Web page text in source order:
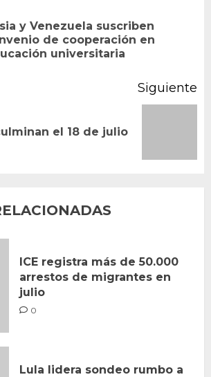
y Venezuela suscriben
de cooperación en
universitaria
Siguiente
el 18 de julio
ICE registra más de 50.000
arrestos de migrantes en
julio
0
Lula lidera sondeo rumbo a